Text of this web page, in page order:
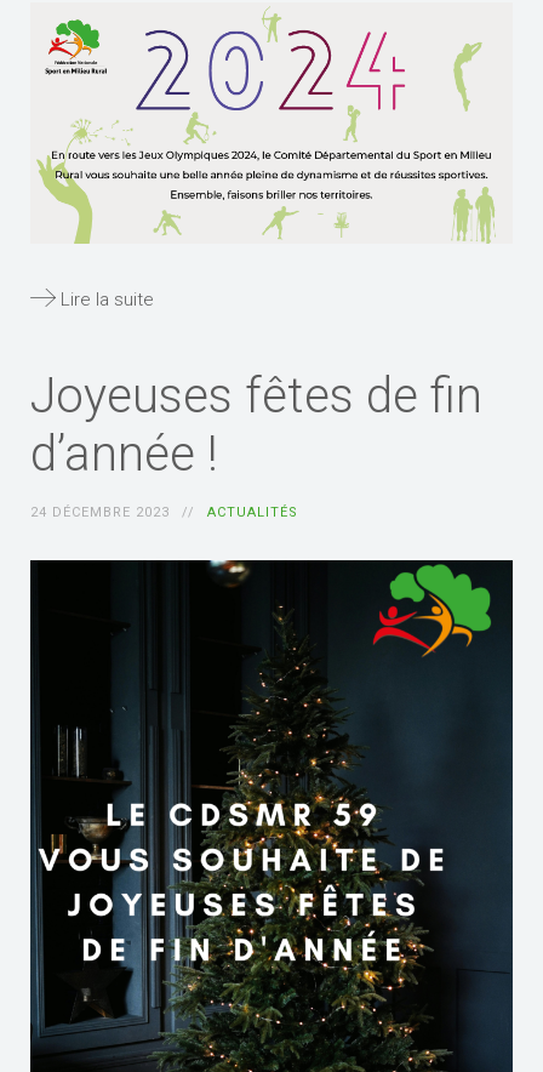
Lire la suite
Joyeuses fêtes de fin
d’année !
24 DÉCEMBRE 2023 ACTUALITÉS